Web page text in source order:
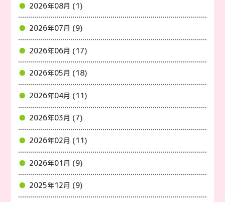
2026年08月 (1)
2026年07月 (9)
2026年06月 (17)
2026年05月 (18)
2026年04月 (11)
2026年03月 (7)
2026年02月 (11)
2026年01月 (9)
2025年12月 (9)